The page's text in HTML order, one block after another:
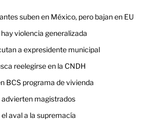
suben en México, pero bajan en EU
violencia generalizada
a expresidente municipal
reelegirse en la CNDH
BCS programa de vivienda
advierten magistrados
aval a la supremacía